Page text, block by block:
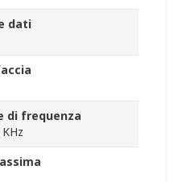
dati
di frequenza